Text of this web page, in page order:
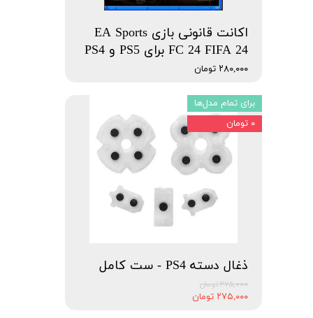
اکانت قانونی بازی EA Sports
FC 24 FIFA 24 برای PS5 و PS4
۲۸۰,۰۰۰ تومان
ذغال دسته PS4 - ست کامل
۲۷۵,۰۰۰ تومان
۲۷۵,۰۰۰ تومان
برای تمام مدل‌ها
۰ تومان